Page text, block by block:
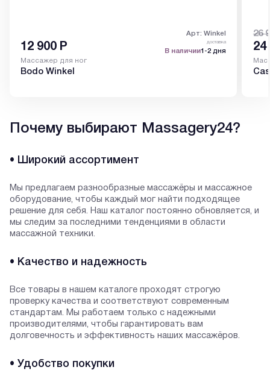
Арт: Winkel
12 900 Р доставка
В наличии1-2 дня
Массажер для ног
Bodo Winkel
26
24
Почему выбирают Massagery24?
• Широкий ассортимент
Мы предлагаем разнообразные массажёры и массажное
оборудование, чтобы каждый мог найти подходящее
решение для себя. Наш каталог постоянно обновляется, и
мы следим за последними тенденциями в области
массажной техники.
• Качество и надежность
Все товары в нашем каталоге проходят строгую
проверку качества и соответствуют современным
стандартам. Мы работаем только с надежными
производителями, чтобы гарантировать вам
долговечность и эффективность наших массажёров.
• Удобство покупки